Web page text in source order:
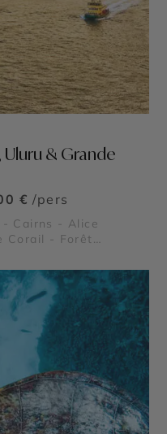
Uluru & Grande
€ /pers
- Cairns - Alice
Corail - Forêt